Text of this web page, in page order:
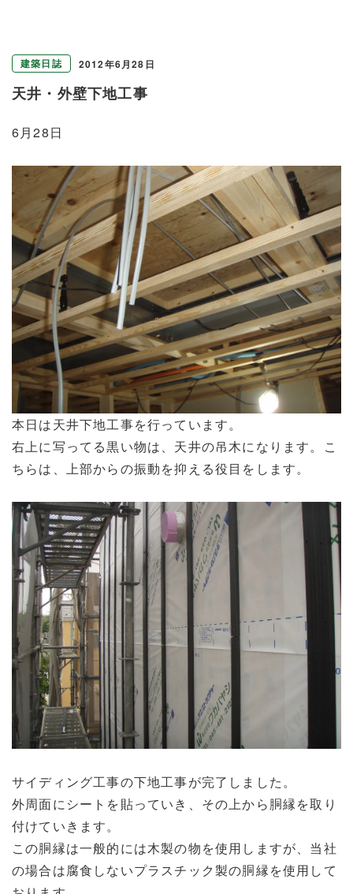
建築日誌 2012年6月28日
天井・外壁下地工事
6月28日
本日は天井下地工事を行っています。
右上に写ってる黒い物は、天井の吊木になります。こ
ちらは、上部からの振動を抑える役目をします。
サイディング工事の下地工事が完了しました。
外周面にシートを貼っていき、その上から胴縁を取り
付けていきます。
この胴縁は一般的には木製の物を使用しますが、当社
の場合は腐食しないプラスチック製の胴縁を使用して